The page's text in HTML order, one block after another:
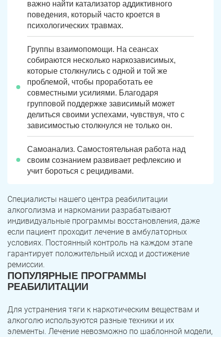
важно найти катализатор аддиктивного
поведения, который часто кроется в
психологических травмах.
Группы взаимопомощи. На сеансах
собираются несколько наркозависимых,
которые столкнулись с одной и той же
проблемой, чтобы проработать ее
совместными усилиями. Благодаря
групповой поддержке зависимый может
делиться своими успехами, чувствуя, что с
зависимостью столкнулся не только он.
Самоанализ. Самостоятельная работа над
своим сознанием развивает рефлексию и
учит бороться с рецидивами.
Специалисты нашего центра реабилитации
алкоголизма и наркомании разрабатывают
индивидуальные программы восстановления, даже
если пациент проходит лечение в амбулаторных
условиях. Постоянный контроль на каждом этапе
гарантирует положительный исход и достижение
ремиссии.
ПОПУЛЯРНЫЕ ПРОГРАММЫ
РЕАБИЛИТАЦИИ
Для устранения тяги к наркотическим веществам и
алкоголю используются разные техники и их
элементы. Лечение невозможно по шаблонной модели,